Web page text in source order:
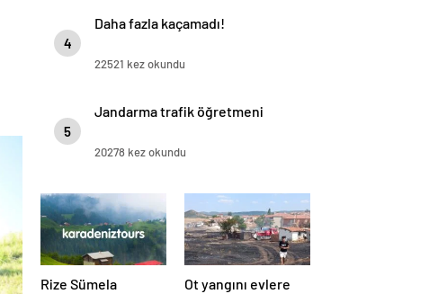
4
Daha fazla kaçamadı!
22521 kez okundu
5
Jandarma trafik öğretmeni
20278 kez okundu
Rize Sümela
Ot yangını evlere